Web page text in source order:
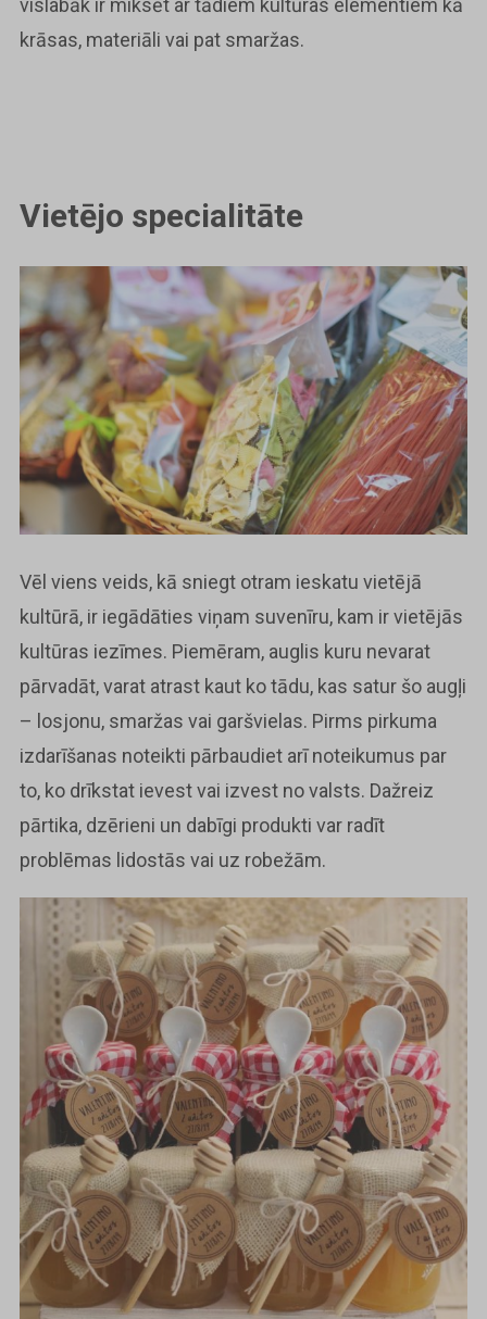
vislabāk ir miksēt ar tādiem kultūras elementiem kā
krāsas, materiāli vai pat smaržas.
Vietējo specialitāte
Vēl viens veids, kā sniegt otram ieskatu vietējā
kultūrā, ir iegādāties viņam suvenīru, kam ir vietējās
kultūras iezīmes. Piemēram, auglis kuru nevarat
pārvadāt, varat atrast kaut ko tādu, kas satur šo augļi
– losjonu, smaržas vai garšvielas. Pirms pirkuma
izdarīšanas noteikti pārbaudiet arī noteikumus par
to, ko drīkstat ievest vai izvest no valsts. Dažreiz
pārtika, dzērieni un dabīgi produkti var radīt
problēmas lidostās vai uz robežām.